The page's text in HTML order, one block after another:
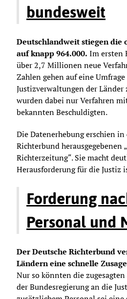
bundesweit
Deutschlandweit stiegen die
auf knapp 964.000. Im ersten
über 2,7 Millionen neue
Zahlen gehen auf eine Umfrage
Justizverwaltungen der Länder
wurden dabei nur Verfahren
bekannten Beschuldigten.
Die Datenerhebung erschien
Richterbund herausgegebenen
Richterzeitung“. Sie macht
Herausforderung für die Justiz
Forderung
Personal und
Der Deutsche Richterbund
Ländern eine schnelle
Nur so könnten die
der Bundesregierung an die